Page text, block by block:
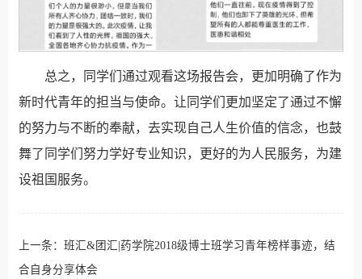
总之，同学们通过观看这场报告会，更加明确了作为
新时代青年的担当与使命。让同学们更加坚定了通过不懈
的努力与不断的奉献，去实现自己人生价值的信念，也鼓
舞了同学们努力学好专业知识，更好的为人民服务，为建
设祖国服务。
上一条： 班汇&团汇|药学院2018级博士班学习青年榜样事迹，结
合自身分享体会